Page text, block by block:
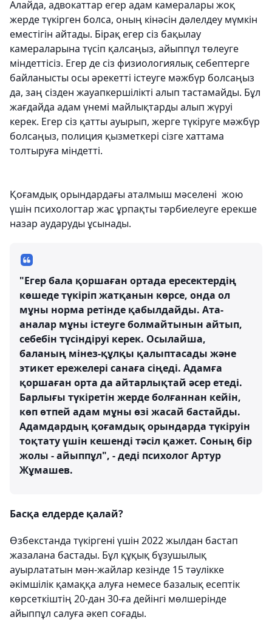
Алайда, адвокаттар егер адам камералары жоқ
жерде түкірген болса, оның кінәсін дәлелдеу мүмкін
еместігін айтады. Бірақ егер сіз бақылау
камераларына түсіп қалсаңыз, айыппұл төлеуге
міндеттісіз. Егер де сіз физиологиялық себептерге
байланысты осы әрекетті істеуге мәжбүр болсаңыз
да, заң сізден жауапкершілікті алып тастамайды. Бұл
жағдайда адам үнемі майлықтарды алып жүруі
керек. Егер сіз қатты ауырып, жерге түкіруге мәжбүр
болсаңыз, полиция қызметкері сізге хаттама
толтыруға міндетті.
Қоғамдық орындардағы аталмыш мәселені жою
үшін психологтар жас ұрпақты тәрбиелеуге ерекше
назар аударуды ұсынады.
"Егер бала қоршаған ортада ересектердің
көшеде түкіріп жатқанын көрсе, онда ол
мұны норма ретінде қабылдайды. Ата-
аналар мұны істеуге болмайтынын айтып,
себебін түсіндіруі керек. Осылайша,
баланың мінез-құлқы қалыптасады және
этикет ережелері санаға сіңеді. Адамға
қоршаған орта да айтарлықтай әсер етеді.
Барлығы түкіретін жерде болғаннан кейін,
көп өтпей адам мұны өзі жасай бастайды.
Адамдардың қоғамдық орындарда түкіруін
тоқтату үшін кешенді тәсіл қажет. Соның бір
жолы - айыппұл", - деді психолог Артур
Жұмашев.
Басқа елдерде қалай?
Өзбекстанда түкіргені үшін 2022 жылдан бастап
жазалана бастады. Бұл құқық бұзушылық
ауырлататын мән-жайлар кезінде 15 тәулікке
әкімшілік қамаққа алуға немесе базалық есептік
көрсеткіштің 20-дан 30-ға дейінгі мөлшерінде
айыппұл салуға әкеп соғады.